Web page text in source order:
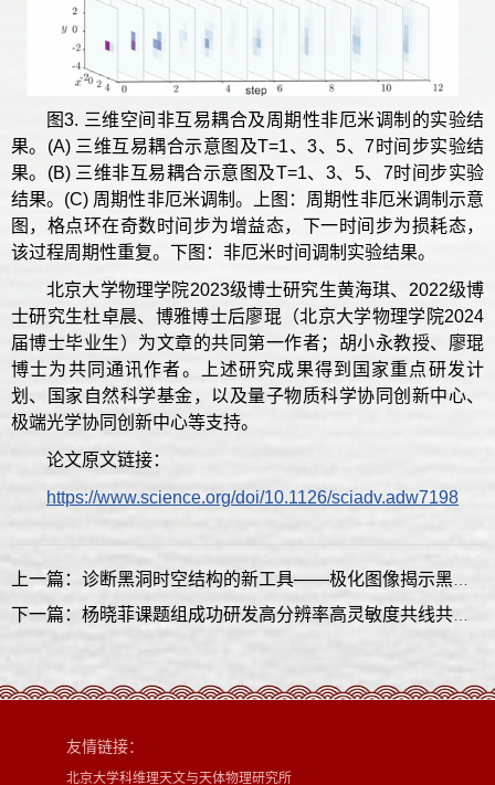
图3. 三维空间非互易耦合及周期性非厄米调制的实验结
果。(A) 三维互易耦合示意图及T=1、3、5、7时间步实验结
果。(B) 三维非互易耦合示意图及T=1、3、5、7时间步实验
结果。(C) 周期性非厄米调制。上图：周期性非厄米调制示意
图，格点环在奇数时间步为增益态，下一时间步为损耗态，
该过程周期性重复。下图：非厄米时间调制实验结果。
北京大学物理学院2023级博士研究生黄海琪、2022级博
士研究生杜卓晨、博雅博士后廖琨（北京大学物理学院2024
届博士毕业生）为文章的共同第一作者；胡小永教授、廖琨
博士为共同通讯作者。上述研究成果得到国家重点研发计
划、国家自然科学基金，以及量子物质科学协同创新中心、
极端光学协同创新中心等支持。
论文原文链接：
https://www.science.org/doi/10.1126/sciadv.adw7198
友情链接：
北京大学科维理天文与天体物理研究所